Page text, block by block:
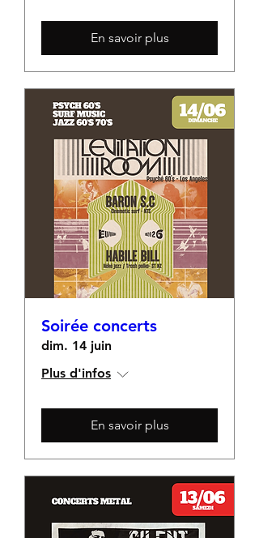
En savoir plus
Soirée concerts
dim. 14 juin
Plus d'infos
En savoir plus